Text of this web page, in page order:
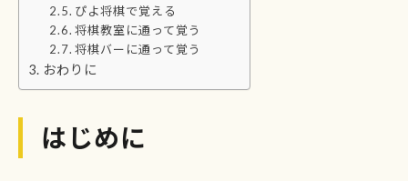
ぴよ将棋で覚える
将棋教室に通って覚う
将棋バーに通って覚う
おわりに
はじめに